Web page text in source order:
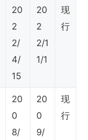
20
2
2/
4/
15
20
2
2/1
1/1
现
行
20
0
8/
20
0
9/
现
行